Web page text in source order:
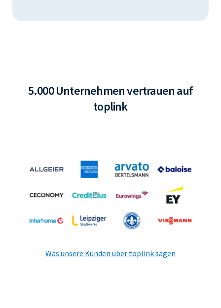
5.000 Unternehmen vertrauen auf
toplink
Was unsere Kunden über toplink sagen